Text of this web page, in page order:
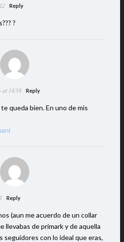
Reply
?
14:38 Reply
queda bien. En uno de mis
Reply
(aun me acuerdo de un collar
llevabas de primark y de aquella
seguidores con lo ideal que eras,